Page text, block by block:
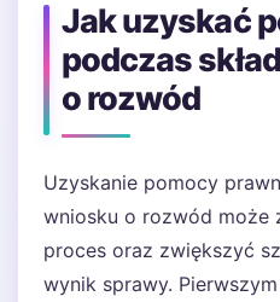
Jak uzyskać
podczas
o rozwód
Uzyskanie pomocy
wniosku o rozwód może
proces oraz zwiększyć
wynik sprawy.